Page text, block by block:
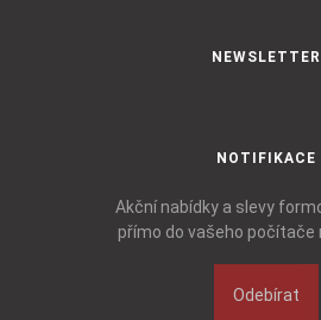
NEWSLETTER
NOTIFIKACE
Akční nabídky a slevy
přímo do vašeho počítače
Odebírat